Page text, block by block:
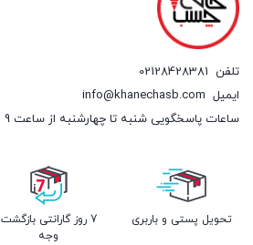
تلفن 02128428381
ایمیل info@khanechasb.com
ساعات پاسخگویی شنبه تا چهارشنبه از ساعت 9 الی 19 و پنج شنبه از 9 الی 14
تحویل پستی و باربری
7 روز گارانتی بازگشت
وجه